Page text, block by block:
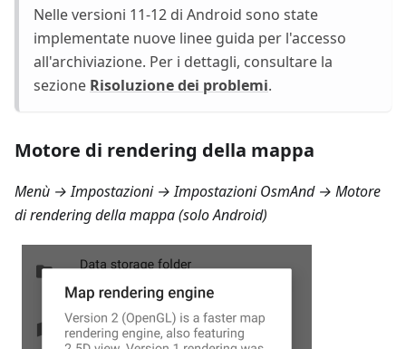
Nelle versioni 11-12 di Android sono state
implementate nuove linee guida per l'accesso
all'archiviazione. Per i dettagli, consultare la
sezione Risoluzione dei problemi.
Motore di rendering della mappa
Menù → Impostazioni → Impostazioni OsmAnd → Motore
di rendering della mappa(solo Android)